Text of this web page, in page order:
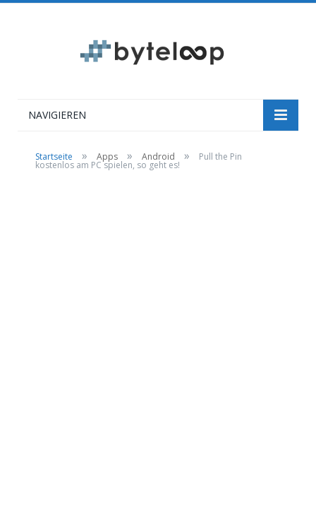
NAVIGIEREN
Startseite » Apps » Android » Pull the Pin
kostenlos am PC spielen, so geht es!